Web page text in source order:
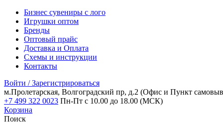
Бизнес сувениры с лого
Игрушки оптом
Бренды
Оптовый прайс
Доставка и Оплата
Схемы и инструкции
Контакты
Войти / Зарегистрироваться
м.Пролетарская, Волгоградский пр, д.2 (Офис и Пункт
+7 499 322 0023 Пн-Пт с 10.00 до 18.00 (МСК)
Корзина
Поиск